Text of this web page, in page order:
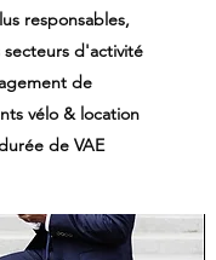
responsables,
secteurs d'activité
de
vélo & location
de VAE